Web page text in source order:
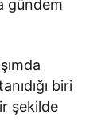
gündem
biri
şekilde